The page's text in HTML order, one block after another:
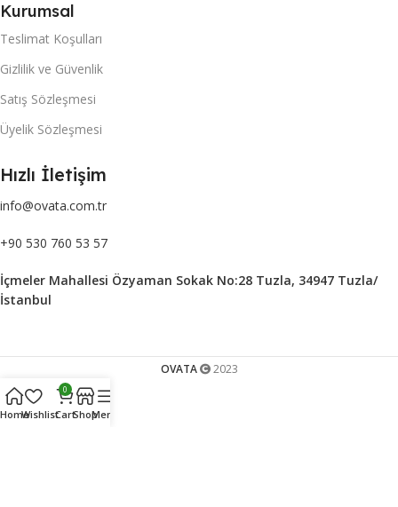
Kurumsal
Teslimat Koşulları
Gizlilik ve Güvenlik
Satış Sözleşmesi
Üyelik Sözleşmesi
Hızlı İletişim
info@ovata.com.tr
+90 530 760 53 57
İçmeler Mahallesi Özyaman Sokak No:28 Tuzla, 34947 Tuzla/
İstanbul
OVATA 2023
HomeWishlist
0
CartShopMenu